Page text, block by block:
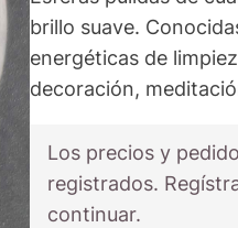
brillo suave.
energéticas de
decoración,
Los precios y
registrados.
continuar.